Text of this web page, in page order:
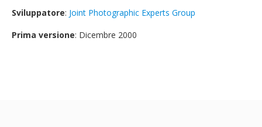
Sviluppatore: Joint Photographic Experts Group
Prima versione: Dicembre 2000